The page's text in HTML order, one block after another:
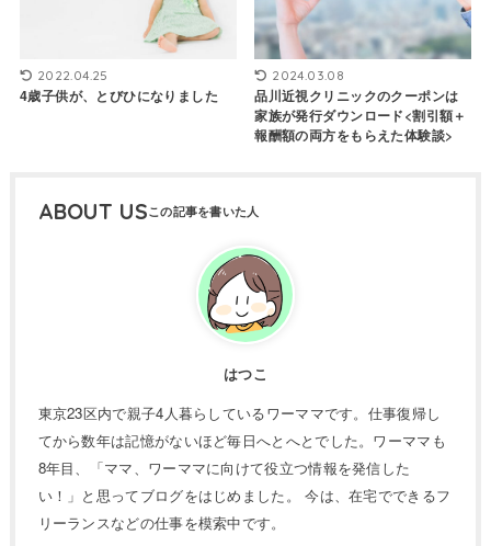
2022.04.25
4歳子供が、とびひになりました
2024.03.08
品川近視クリニックのクーポンは
家族が発行ダウンロード<割引額＋
報酬額の両方をもらえた体験談>
ABOUT US
はつこ
東京23区内で親子4人暮らしているワーママです。仕事復帰し
てから数年は記憶がないほど毎日へとへとでした。ワーママも
8年目、「ママ、ワーママに向けて役立つ情報を発信した
い！」と思ってブログをはじめました。 今は、在宅でできるフ
リーランスなどの仕事を模索中です。